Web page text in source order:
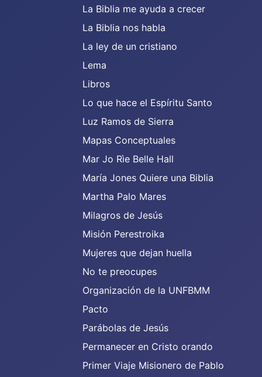
La Biblia me ayuda a crecer
La Biblia nos habla
La ley de un cristiano
Lema
Libros
Lo que hace el Espíritu Santo
Luz Ramos de Sierra
Mapas Conceptuales
Mar Jo Rìe Belle Hall
María Jones Quiere una Biblia
Martha Palo Mares
Milagros de Jesús
Misión Perestroika
Mujeres que dejan huella
No te preocupes
Organización de la UNFBMM
Pacto
Parábolas de Jesús
Permanecer en Cristo orando
Primer Viaje Misionero de Pablo